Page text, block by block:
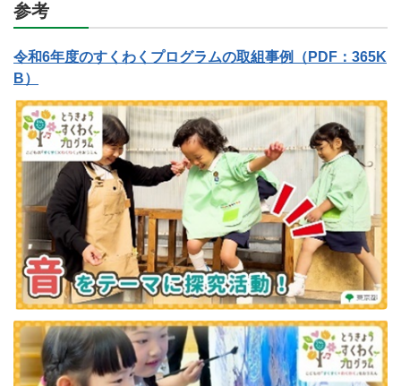
参考
令和6年度のすくわくプログラムの取組事例（PDF：365K
B）